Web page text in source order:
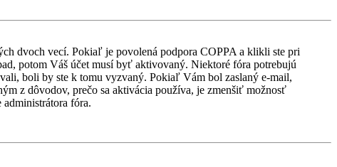
dvoch vecí. Pokiaľ je povolená podpora COPPA a klikli ste pri
potom Váš účet musí byť aktivovaný. Niektoré fóra potrebujú
boli by ste k tomu vyzvaný. Pokiaľ Vám bol zaslaný e-mail,
z dôvodov, prečo sa aktivácia používa, je zmenšiť možnosť
fóra.